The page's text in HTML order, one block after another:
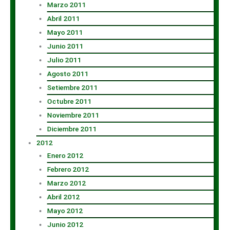
Marzo 2011
Abril 2011
Mayo 2011
Junio 2011
Julio 2011
Agosto 2011
Setiembre 2011
Octubre 2011
Noviembre 2011
Diciembre 2011
2012
Enero 2012
Febrero 2012
Marzo 2012
Abril 2012
Mayo 2012
Junio 2012